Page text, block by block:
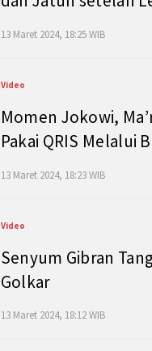
13 Maret 2024, 18:25 WIB
Video
Momen Jokowi,
Pakai QRIS Melalui
13 Maret 2024, 18:23 WIB
Video
Senyum Gibran
Golkar
13 Maret 2024, 18:12 WIB